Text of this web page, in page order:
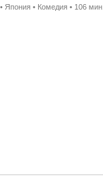
Япония • Комедия • 106 мин.